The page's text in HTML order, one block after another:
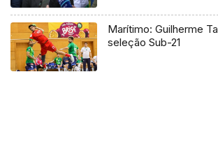
Marítimo: Guilherme
seleção Sub-21